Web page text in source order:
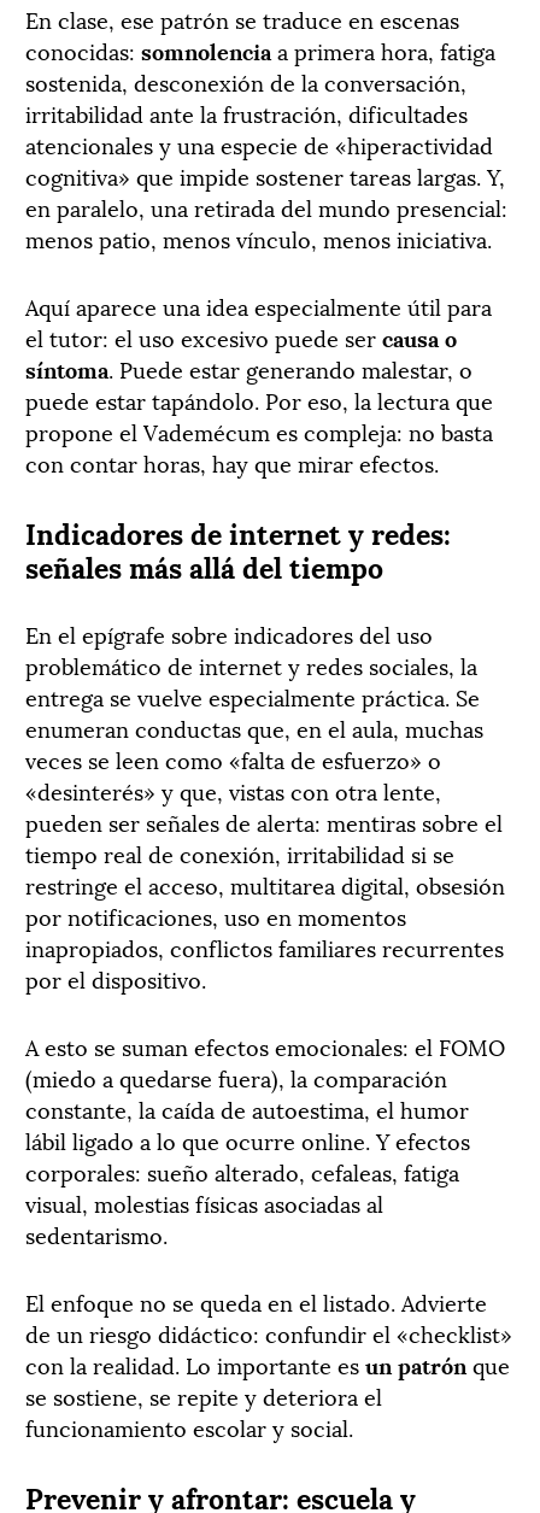
En clase, ese patrón se traduce en escenas
conocidas: somnolencia a primera hora, fatiga
sostenida, desconexión de la conversación,
irritabilidad ante la frustración, dificultades
atencionales y una especie de «hiperactividad
cognitiva» que impide sostener tareas largas. Y,
en paralelo, una retirada del mundo presencial:
menos patio, menos vínculo, menos iniciativa.
Aquí aparece una idea especialmente útil para
el tutor: el uso excesivo puede sercausa o
síntoma. Puede estar generando malestar, o
puede estar tapándolo. Por eso, la lectura que
propone el Vademécum es compleja: no basta
con contar horas, hay que mirar efectos.
Indicadores de internet y redes:
señales más allá del tiempo
En el epígrafe sobre indicadores del uso
problemático de internet y redes sociales, la
entrega se vuelve especialmente práctica. Se
enumeran conductas que, en el aula, muchas
veces se leen como «falta de esfuerzo» o
«desinterés» y que, vistas con otra lente,
pueden ser señales de alerta: mentiras sobre el
tiempo real de conexión, irritabilidad si se
restringe el acceso, multitarea digital, obsesión
por notificaciones, uso en momentos
inapropiados, conflictos familiares recurrentes
por el dispositivo.
A esto se suman efectos emocionales: el FOMO
(miedo a quedarse fuera), la comparación
constante, la caída de autoestima, el humor
lábil ligado a lo que ocurre online. Y efectos
corporales: sueño alterado, cefaleas, fatiga
visual, molestias físicas asociadas al
sedentarismo.
El enfoque no se queda en el listado. Advierte
de un riesgo didáctico: confundir el «checklist»
con la realidad. Lo importante esun patrón que
se sostiene, se repite y deteriora el
funcionamiento escolar y social.
Prevenir y afrontar: escuela y